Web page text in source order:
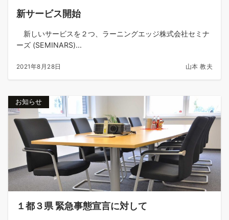
新サービス開始
新しいサービスを２つ、ラーニングエッジ株式会社セミナ
ーズ (SEMINARS)...
2021年8月28日 山本 教夫
お知らせ
１都３県 緊急事態宣言に対して